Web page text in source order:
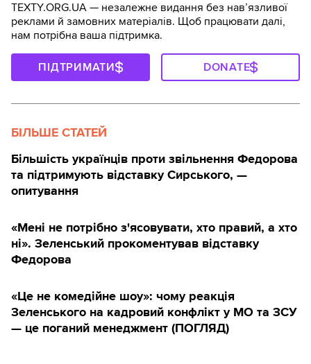
TEXTY.ORG.UA — незалежне видання без навʼязливої
реклами й замовних матеріалів. Щоб працювати далі,
нам потрібна ваша підтримка.
ПІДТРИМАТИ DONATE
БІЛЬШЕ СТАТЕЙ
Більшість українців проти звільнення Федорова
та підтримують відставку Сирського, —
опитування
«Мені не потрібно з'ясовувати, хто правий, а хто
ні». Зеленський прокоментував відставку
Федорова
«Це не комедійне шоу»: чому реакція
Зеленського на кадровий конфлікт у МО та ЗСУ
— це поганий менеджмент (ПОГЛЯД)